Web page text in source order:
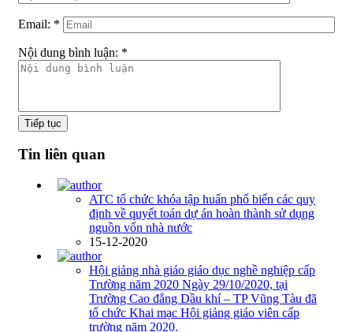
Email: *
Nội dung bình luận: *
Tiếp tục
Tin liên quan
ATC tổ chức khóa tập huấn phổ biến các quy
định về quyết toán dự án hoàn thành sử dụng
nguồn vốn nhà nước
15-12-2020
Hội giảng nhà giáo giáo dục nghề nghiệp cấp
Trường năm 2020 Ngày 29/10/2020, tại
Trường Cao đẳng Dầu khí – TP Vũng Tàu đã
tổ chức Khai mạc Hội giảng giáo viên cấp
trường năm 2020.